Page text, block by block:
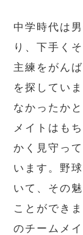
中学時代は
り、下手く
主練をがん
を探してい
なかったか
メイトはも
かく見守っ
います。野
いて、その
ことができ
のチームメ